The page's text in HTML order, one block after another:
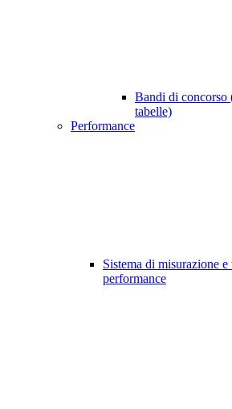
Bandi di concorso
tabelle)
Performance
Sistema di misurazione
performance